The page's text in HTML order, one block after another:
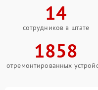
14
сотрудников в штате
1858
отремонтированных